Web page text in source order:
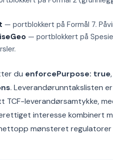
— portblokkert på Formål 7.
— portblokkert på
du enforcePurpose: true,
. Leverandørunntakslisten
TCF-leverandørsamtykke,
interesse kombinert
mønsteret